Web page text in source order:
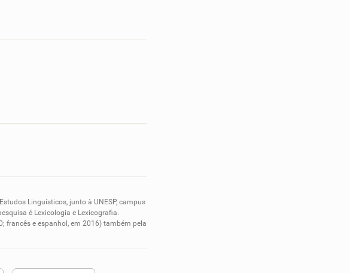
Linguísticos, junto à UNESP, campus
é Lexicologia e Lexicografia.
francês e espanhol, em 2016) também pela